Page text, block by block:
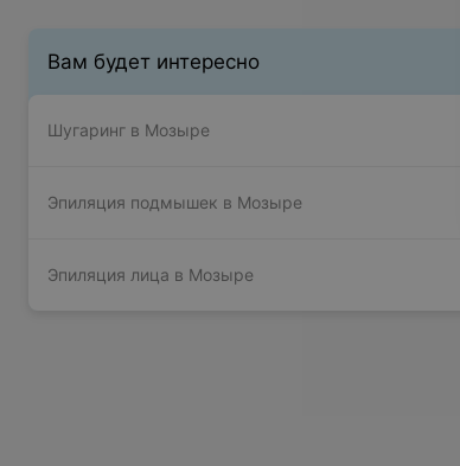
Вам будет интересно
Шугаринг в Мозыре
Эпиляция подмышек в Мозыре
Эпиляция лица в Мозыре